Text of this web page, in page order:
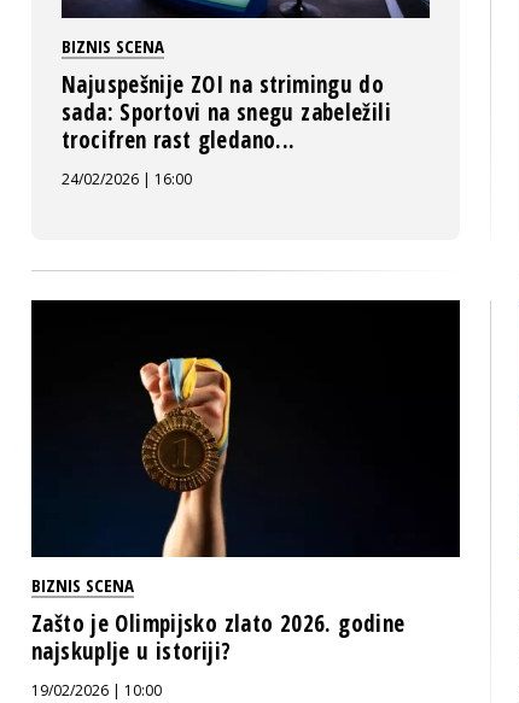
BIZNIS SCENA
Najuspešnije ZOI na strimingu do
sada: Sportovi na snegu zabeležili
trocifren rast gledano...
24/02/2026 | 16:00
BIZNIS SCENA
Zašto je Olimpijsko zlato 2026. godine
najskuplje u istoriji?
19/02/2026 | 10:00